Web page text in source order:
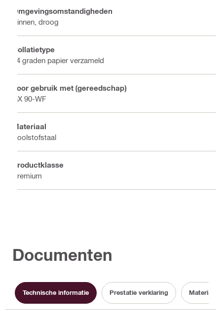
Omgevingsomstandigheden
Binnen, droog
Collatietype
34 graden papier verzameld
Voor gebruik met (gereedschap)
GX 90-WF
Materiaal
Koolstofstaal
Productklasse
Premium
Documenten
Technische informatie Prestatie verklaring Material